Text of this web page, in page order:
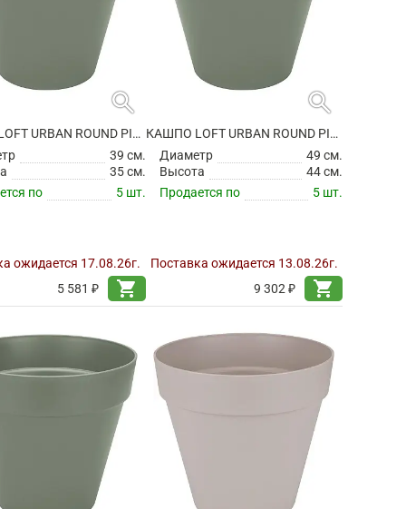
search
КАШПО LOFT URBAN ROUND PISTACHIO GREEN НА КОЛЕСИКАХ
39 см.
35 см.
по
5 шт.
ожидается 17.08.26г.
5 581 ₽
shopping_cart
search
КАШПО LOFT URBAN ROUND PISTACHIO GREEN НА КОЛЕСИКАХ
Диаметр
49 см.
Высота
44 см.
Продается по
5 шт.
Поставка ожидается 13.08.26г.
9 302 ₽
shopping_cart